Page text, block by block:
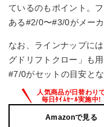
ているのもポイント。
ある#2/0〜#3/0がメー
なお、ラインナップに
グドリフトクロー」も
#7/0がセットの目安と
Amazonで見る